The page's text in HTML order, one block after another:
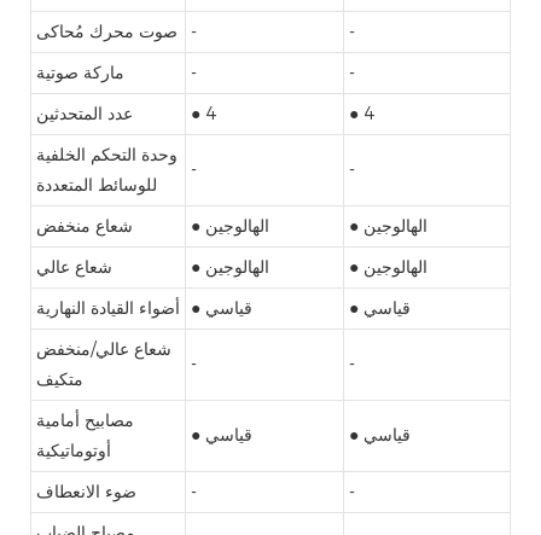
صوت محرك مُحاكى
-
-
ماركة صوتية
-
-
عدد المتحدثين
● 4
● 4
وحدة التحكم الخلفية
للوسائط المتعددة
- -
شعاع منخفض ● الهالوجين
● الهالوجين
شعاع عالي
● الهالوجين
● الهالوجين
أضواء القيادة النهارية
● قياسي
● قياسي
شعاع عالي/منخفض
متكيف
- -
مصابيح أمامية
أوتوماتيكية
● قياسي ● قياسي
ضوء الانعطاف -
-